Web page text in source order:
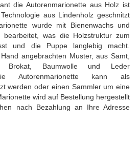
die Autorenmarionette aus Holz ist
aus Lindenholz geschnitzt
wurde mit Bienenwachs und
bearbeitet, was die Holzstruktur zum
und die Puppe langlebig macht.
angebrachten Muster, aus Samt,
Brokat, Baumwolle und Leder
Autorenmarionette kann als
werden oder einen Sammler um eine
wird auf Bestellung hergestellt
nach Bezahlung an Ihre Adresse